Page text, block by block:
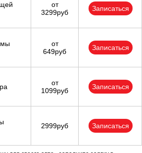
от
3299руб
Записаться
от
649руб
Записаться
от
1099руб
Записаться
2999руб Записаться